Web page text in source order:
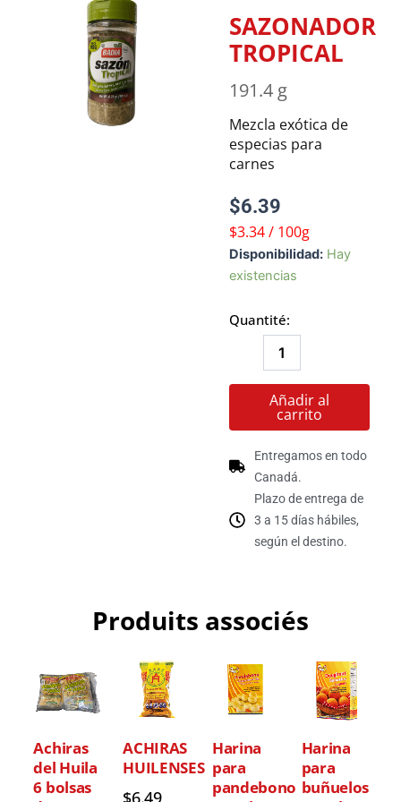
SAZONADOR
TROPICAL
191.4 g
Mezcla exótica de
especias para
carnes
$6.39
$3.34 / 100g
Disponibilidad: Hay
existencias
Quantité:
SAZONADOR
TROPICAL
Añadir al
carrito
Entregamos en todo
Canadá.
Plazo de entrega de
3 a 15 días hábiles,
según el destino.
Produits associés
Achiras
del Huila
6 bolsas
ACHIRAS
HUILENSES
$6.49
Harina
para
pandebono
Harina
para
buñuelos